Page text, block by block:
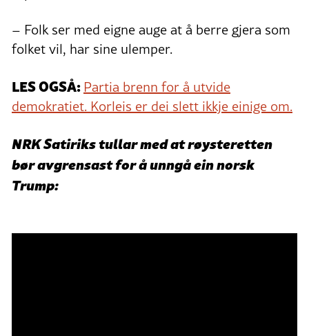
– Folk ser med eigne auge at å berre gjera som
folket vil, har sine ulemper.
LES OGSÅ: Partia brenn for å utvide
demokratiet. Korleis er dei slett ikkje einige om.
NRK Satiriks tullar med at røysteretten
bør avgrensast for å unngå ein norsk
Trump: